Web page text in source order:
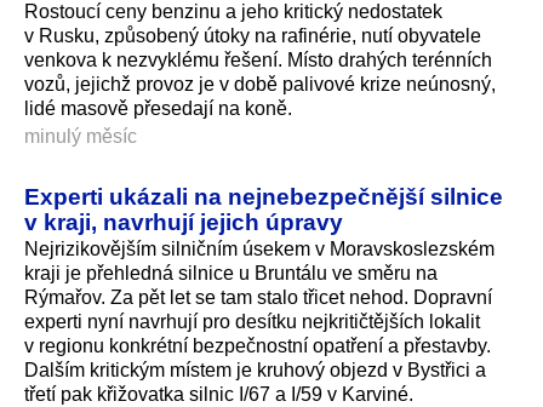
Rostoucí ceny benzinu a jeho kritický nedostatek
v Rusku, způsobený útoky na rafinérie, nutí obyvatele
venkova k nezvyklému řešení. Místo drahých terénních
vozů, jejichž provoz je v době palivové krize neúnosný,
lidé masově přesedají na koně.
minulý měsíc
Experti ukázali na nejnebezpečnější silnice
v kraji, navrhují jejich úpravy
Nejrizikovějším silničním úsekem v Moravskoslezském
kraji je přehledná silnice u Bruntálu ve směru na
Rýmařov. Za pět let se tam stalo třicet nehod. Dopravní
experti nyní navrhují pro desítku nejkritičtějších lokalit
v regionu konkrétní bezpečnostní opatření a přestavby.
Dalším kritickým místem je kruhový objezd v Bystřici a
třetí pak křižovatka silnic I/67 a I/59 v Karviné.